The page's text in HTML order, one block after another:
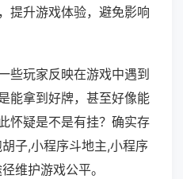
提升游戏体验，避免影响
些玩家反映在游戏中遇到
能拿到好牌，甚至好像能
怀疑是不是有挂？确实存
子,小程序斗地主,小程序
维护游戏公平。